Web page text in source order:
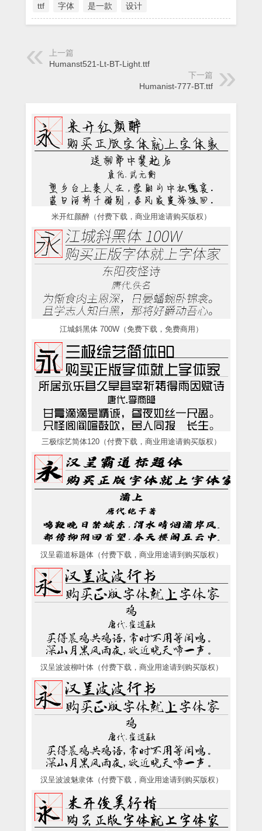
ttf 字体 是一款 设计
上一篇
Humanst521-Lt-BT-Light.ttf
下一篇
Humanist-777-BT.ttf
米开红颜醉（付费下载，商业用途请购买版权）
江城斜黑体 700W（免费下载，免费商用）
三极综艺简体120（付费下载，商业用途请购买版权）
汉呈霸道标题体（付费下载，商业用途请到购买版权）
汉呈波波柳叶体（付费下载，商业用途请到购买版权）
汉呈波波魅隶体（付费下载，商业用途请到购买版权）